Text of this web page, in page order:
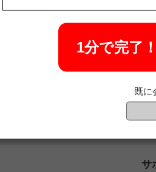
サ
1分で完了
既に